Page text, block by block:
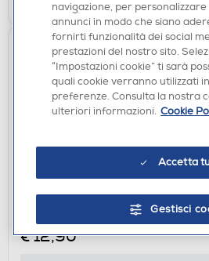
CUSTODIE
SBS - Cover Skinny per
€ 12,90
navigazione, per
annunci in modo che siano
fornirti funzionalità dei social
prestazioni del nostro sito.
“Impostazioni cookie” ti sarà
quali cookie verranno utilizzati
preferenze. Consulta la nostra
ulteriori informazioni. Cookie
Accetta
Gestisci